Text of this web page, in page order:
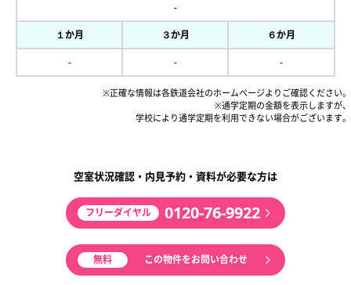
-
１か月 ３か月 ６か月
- - -
※正確な情報は各鉄道会社のホームページよりご確認ください。
※通学定期の金額を表示しますが、
学校により通学定期を利用できない場合がございます。
空室状況確認・内見予約・資料が必要な方は
フリーダイヤル 0120-76-9922
無料 この物件をお問い合わせ